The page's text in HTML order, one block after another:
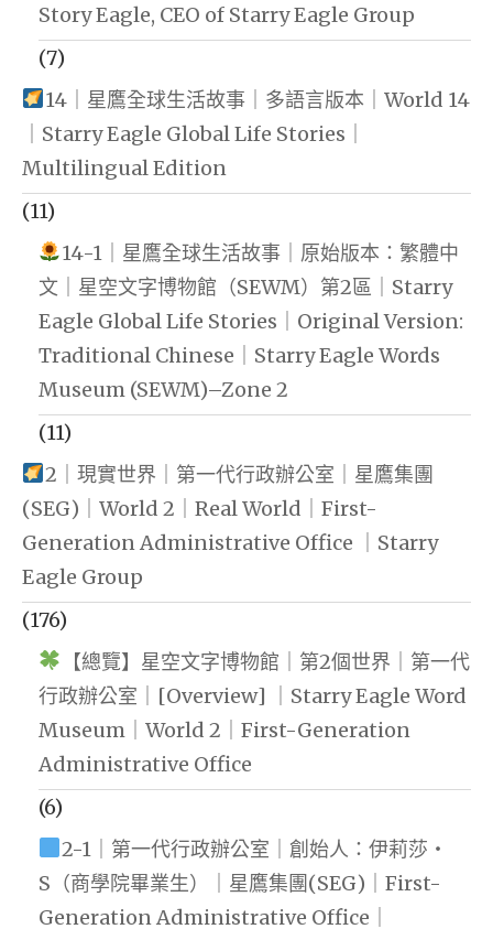
Story Eagle, CEO of Starry Eagle Group
(7)
14｜星鷹全球生活故事｜多語言版本｜World 14
｜Starry Eagle Global Life Stories｜
Multilingual Edition
(11)
14-1｜星鷹全球生活故事｜原始版本：繁體中
文｜星空文字博物館（SEWM）第2區｜Starry
Eagle Global Life Stories｜Original Version:
Traditional Chinese｜Starry Eagle Words
Museum (SEWM)–Zone 2
(11)
2｜現實世界｜第一代行政辦公室｜星鷹集團
(SEG)｜World 2｜Real World｜First-
Generation Administrative Office ｜Starry
Eagle Group
(176)
【總覽】星空文字博物館｜第2個世界｜第一代
行政辦公室｜[Overview] ｜Starry Eagle Word
Museum｜World 2｜First-Generation
Administrative Office
(6)
2-1｜第一代行政辦公室｜創始人：伊莉莎・
S（商學院畢業生）｜星鷹集團(SEG)｜First-
Generation Administrative Office｜